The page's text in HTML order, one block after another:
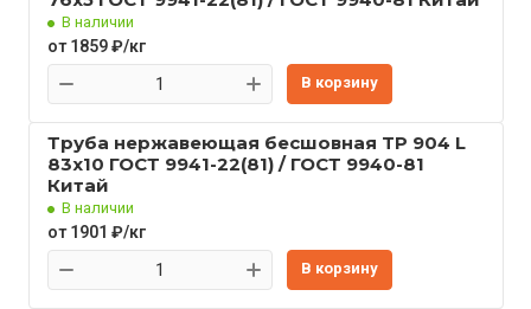
В наличии
от 1859 ₽/кг
В корзину
Труба нержавеющая бесшовная TP 904 L
83x10 ГОСТ 9941-22(81) / ГОСТ 9940-81
Китай
В наличии
от 1901 ₽/кг
В корзину